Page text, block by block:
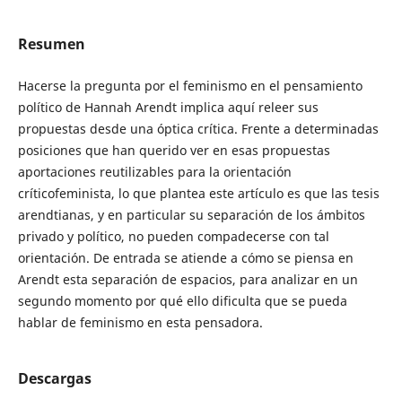
Resumen
Hacerse la pregunta por el feminismo en el pensamiento
político de Hannah Arendt implica aquí releer sus
propuestas desde una óptica crítica. Frente a determinadas
posiciones que han querido ver en esas propuestas
aportaciones reutilizables para la orientación
críticofeminista, lo que plantea este artículo es que las tesis
arendtianas, y en particular su separación de los ámbitos
privado y político, no pueden compadecerse con tal
orientación. De entrada se atiende a cómo se piensa en
Arendt esta separación de espacios, para analizar en un
segundo momento por qué ello dificulta que se pueda
hablar de feminismo en esta pensadora.
Descargas